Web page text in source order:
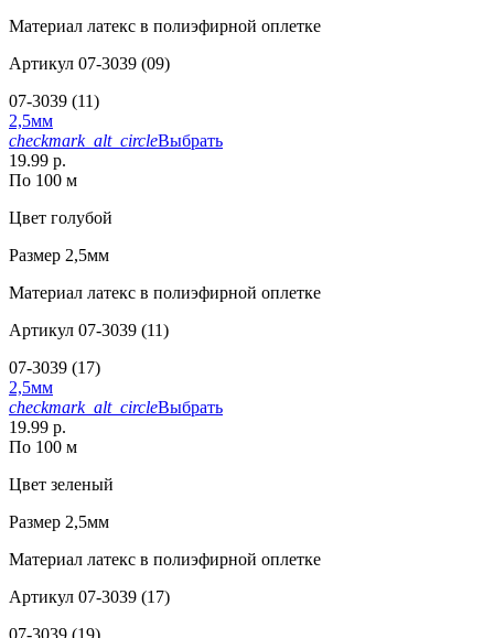
Материал латекс в полиэфирной оплетке
Артикул 07-3039 (09)
07-3039 (11)
2,5мм
checkmark_alt_circleВыбрать
19.99 р.
По 100 м
Цвет голубой
Размер 2,5мм
Материал латекс в полиэфирной оплетке
Артикул 07-3039 (11)
07-3039 (17)
2,5мм
checkmark_alt_circleВыбрать
19.99 р.
По 100 м
Цвет зеленый
Размер 2,5мм
Материал латекс в полиэфирной оплетке
Артикул 07-3039 (17)
07-3039 (19)